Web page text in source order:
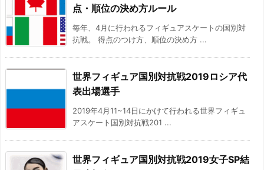
点・順位の決め方ルール
毎年、4月に行われるフィギュアスケートの国別対
抗戦。 得点のつけ方、順位の決め方 ...
世界フィギュア国別対抗戦2019ロシア代
表出場選手
2019年4月11~14日にかけて行われる世界フィギュ
アスケート国別対抗戦201 ...
世界フィギュア国別対抗戦2019女子SP結